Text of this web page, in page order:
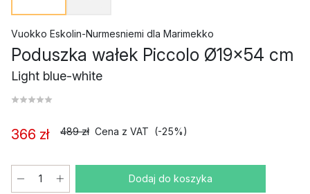
Vuokko Eskolin-Nurmesniemi dla Marimekko
Poduszka wałek Piccolo Ø19x54 cm
Light blue-white
366 zł 489 zł Cena z VAT (-25%)
Dodaj do koszyka